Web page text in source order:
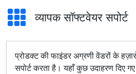
व्यापक सॉफ्टवेयर सपोर्ट
प्रोडक्ट की फाइंडर अग्रणी वेंडरों के
सपोर्ट करता है। यहाँ कुछ उदाहरण दिए